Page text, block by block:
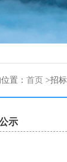
置： 首页 >招
示